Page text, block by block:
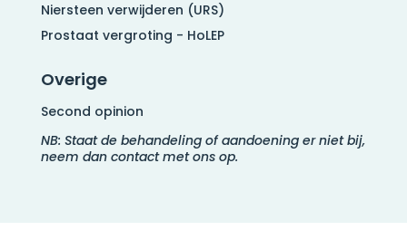
Niersteen verwijderen (URS)
Prostaat vergroting - HoLEP
Overige
Second opinion
NB: Staat de behandeling of aandoening er niet bij,
neem dan contact met ons op.